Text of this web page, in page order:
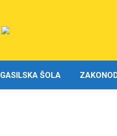
GASILSKA ŠOLA